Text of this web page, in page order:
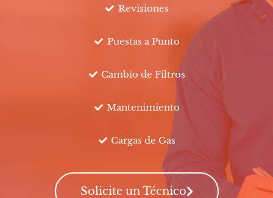
Revisiones
Puestas a Punto
Cambio de Filtros
Mantenimiento
Cargas de Gas
Solicite un Técnico